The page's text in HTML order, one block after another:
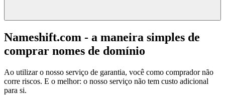
Nameshift.com - a maneira simples de
comprar nomes de domínio
Ao utilizar o nosso serviço de garantia, você como comprador não
corre riscos. E o melhor: o nosso serviço não tem custo adicional
para si.